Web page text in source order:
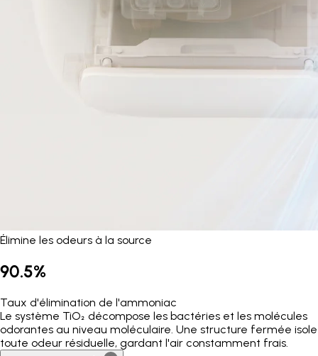
Élimine les odeurs à la source
90.5%
Taux d'élimination de l'ammoniac
Le système TiO₂ décompose les bactéries et les molécules
odorantes au niveau moléculaire. Une structure fermée isole
toute odeur résiduelle, gardant l'air constamment frais.